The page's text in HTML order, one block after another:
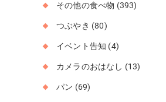
その他の食べ物 (393)
つぶやき (80)
イベント告知 (4)
カメラのおはなし (13)
パン (69)